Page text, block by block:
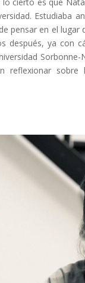
Estudiaba
pensar en el
después, ya con
reflexionar